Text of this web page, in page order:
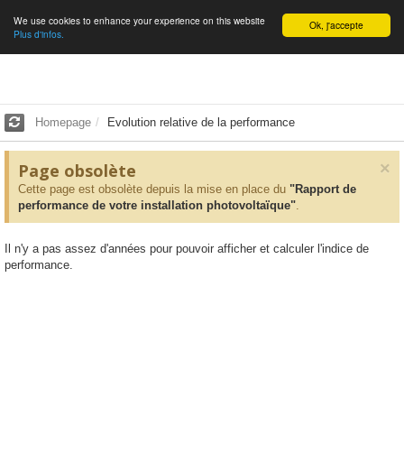
English Ok, j'accepte
We use cookies to enhance your experience on this website
Plus d'infos.
Homepage Evolution relative de la performance
×
Page obsolète
Cette page est obsolète depuis la mise en place du "Rapport de
performance de votre installation photovoltaïque".
Il n'y a pas assez d'années pour pouvoir afficher et calculer l'indice de
performance.